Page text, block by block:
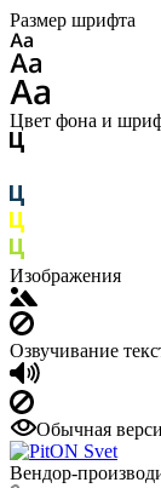
Размер шрифта
Цвет фона и
Изображения
Озвучивание
Обычная
Вендор-